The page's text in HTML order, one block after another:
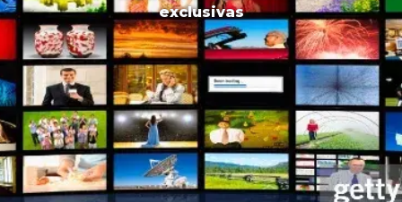
exclusivas